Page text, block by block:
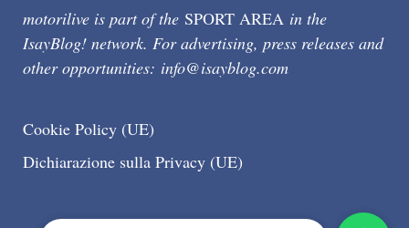
motorilive is part of the SPORT AREA in the
IsayBlog! network. For advertising, press releases and
other opportunities: info@isayblog.com
Cookie Policy (UE)
Dichiarazione sulla Privacy (UE)